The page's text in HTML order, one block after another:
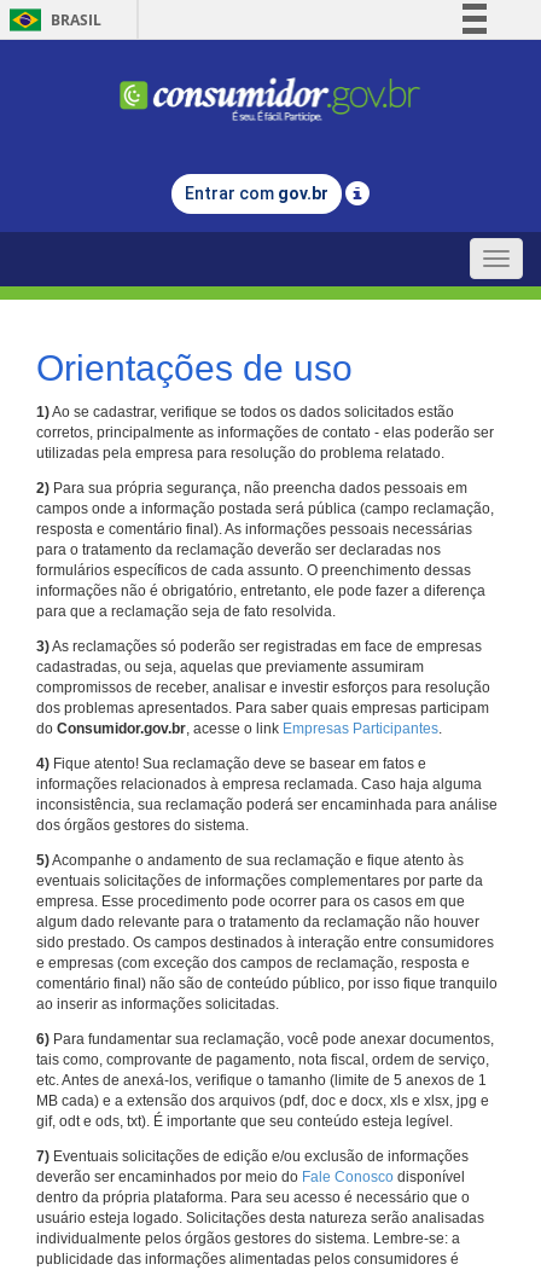
BRASIL
Comunica BR
Legislação
Entrar com gov.br
Toggle
Orientações de uso
1)Ao se cadastrar, verifique se todos os dados solicitados estão
corretos, principalmente as informações de contato - elas poderão ser
utilizadas pela empresa para resolução do problema relatado.
2) Para sua própria segurança, não preencha dados pessoais em
campos onde a informação postada será pública (campo reclamação,
resposta e comentário final). As informações pessoais necessárias
para o tratamento da reclamação deverão ser declaradas nos
formulários específicos de cada assunto. O preenchimento dessas
informações não é obrigatório, entretanto, ele pode fazer a diferença
para que a reclamação seja de fato resolvida.
3)As reclamações só poderão ser registradas em face de empresas
cadastradas, ou seja, aquelas que previamente assumiram
compromissos de receber, analisar e investir esforços para resolução
dos problemas apresentados. Para saber quais empresas participam
do Consumidor.gov.br, acesse o link Empresas Participantes.
4) Fique atento! Sua reclamação deve se basear em fatos e
informações relacionados à empresa reclamada. Caso haja alguma
inconsistência, sua reclamação poderá ser encaminhada para análise
dos órgãos gestores do sistema.
5)Acompanhe o andamento de sua reclamação e fique atento às
eventuais solicitações de informações complementares por parte da
empresa. Esse procedimento pode ocorrer para os casos em que
algum dado relevante para o tratamento da reclamação não houver
sido prestado. Os campos destinados à interação entre consumidores
e empresas (com exceção dos campos de reclamação, resposta e
comentário final) não são de conteúdo público, por isso fique tranquilo
ao inserir as informações solicitadas.
6) Para fundamentar sua reclamação, você pode anexar documentos,
tais como, comprovante de pagamento, nota fiscal, ordem de serviço,
etc. Antes de anexá-los, verifique o tamanho (limite de 5 anexos de 1
MB cada) e a extensão dos arquivos (pdf, doc e docx, xls e xlsx, jpg e
gif, odt e ods, txt). É importante que seu conteúdo esteja legível.
7) Eventuais solicitações de edição e/ou exclusão de informações
deverão ser encaminhados por meio do Fale Conosco disponível
dentro da própria plataforma. Para seu acesso é necessário que o
usuário esteja logado. Solicitações desta natureza serão analisadas
individualmente pelos órgãos gestores do sistema. Lembre-se: a
publicidade das informações alimentadas pelos consumidores é